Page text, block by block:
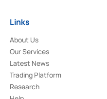
Links
About Us
Our Services
Latest News
Trading Platform
Research